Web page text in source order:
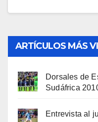
ARTÍCULOS MÁS
Dorsales de
Sudáfrica
Entrevista al